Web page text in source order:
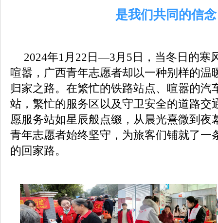
是我们共同的信念
2024年1月22日—3月5日，当冬日的寒
喧嚣，广西青年志愿者却以一种别样的温
归家之路。在繁忙的铁路站点、喧嚣的汽
站，繁忙的服务区以及守卫安全的道路交
愿服务站如星辰般点缀，从晨光熹微到夜
青年志愿者始终坚守，为旅客们铺就了一
的回家路。